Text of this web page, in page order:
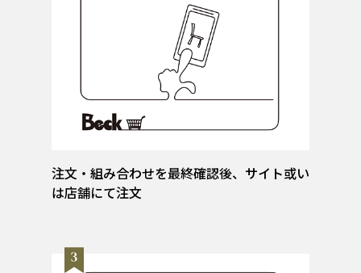
注文・組み合わせを最終確認後、サイト或い
は店舗にて注文